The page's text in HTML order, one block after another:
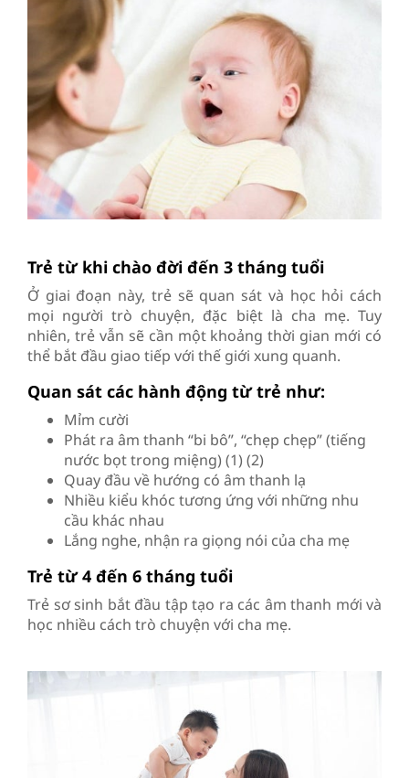
Trẻ từ khi chào đời đến 3 tháng tuổi
Ở giai đoạn này, trẻ sẽ quan sát và học hỏi cách
mọi người trò chuyện, đặc biệt là cha mẹ. Tuy
nhiên, trẻ vẫn sẽ cần một khoảng thời gian mới có
thể bắt đầu giao tiếp với thế giới xung quanh.
Quan sát các hành động từ trẻ như:
Mỉm cười
Phát ra âm thanh “bi bô”, “chẹp chẹp” (tiếng
nước bọt trong miệng) (1) (2)
Quay đầu về hướng có âm thanh lạ
Nhiều kiểu khóc tương ứng với những nhu
cầu khác nhau
Lắng nghe, nhận ra giọng nói của cha mẹ
Trẻ từ 4 đến 6 tháng tuổi
Trẻ sơ sinh bắt đầu tập tạo ra các âm thanh mới và
học nhiều cách trò chuyện với cha mẹ.